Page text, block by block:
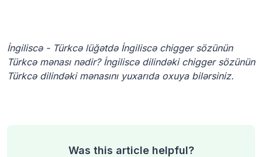
İngiliscə - Türkcə lüğətdə İngiliscə chigger sözünün
Türkcə mənası nədir? İngiliscə dilindəki chigger sözünün
Türkcə dilindəki mənasını yuxarıda oxuya bilərsiniz.
Was this article helpful?